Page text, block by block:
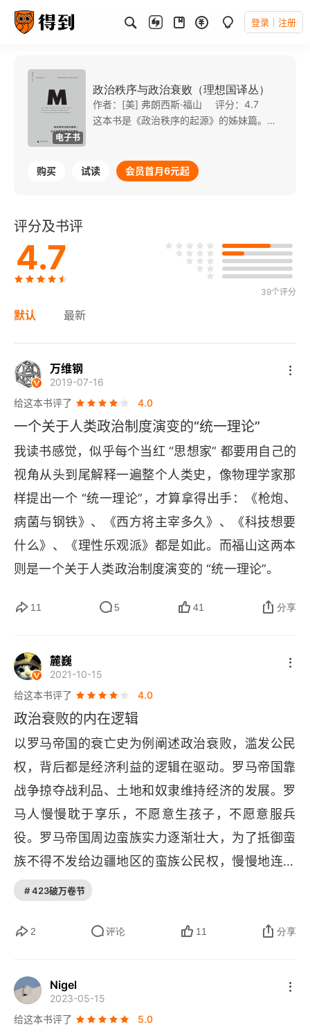
登录 注册
电子书
政治秩序与政治衰败（理想国译丛）
作者：[美] 弗朗西斯·福山
评分：4.7
这本书是《政治秩序的起源》的姊妹篇。福山继续以社会如何发展出强大的、非人格化的、负责的政治制度为核心，考察了从法国大革命到阿拉伯之春，和当代美国政治的深层功能障碍等事例，描绘了国家、法治与民主负责制这三大制度，在世界各地由于发展顺序的不同而有不同结果。
购买 试读 会员首月6元起
评分及书评
4.7
39个评分
默认 最新
万维钢
2019-07-16
给这本书评了
4.0
一个关于人类政治制度演变的“统一理论”
我读书感觉，似乎每个当红 “思想家” 都要用自己的
视角从头到尾解释一遍整个人类史，像物理学家那
样提出一个 “统一理论”，才算拿得出手：《枪炮、
病菌与钢铁》、《西方将主宰多久》、《科技想要
什么》、《理性乐观派》都是如此。而福山这两本
则是一个关于人类政治制度演变的 “统一理论”。
福山的文笔相当好，有些叙事像讲故事一样，说理
阅读停滞感，真实令人倾慕。对比之下，哈佛和麻
省理工教授写的
个档次。如果每个人都先读完福山这两本书再上网
辩论政治，网上会安静很多。另外，福山在谈到法
治起源的时候，也反驳了哈耶克。
11 5 41 分享
麓巍
2021-10-15
给这本书评了
4.0
政治衰败的内在逻辑
以罗马帝国的衰亡史为例阐述政治衰败，滥发公民
权，背后都是经济利益的逻辑在驱动。罗马帝国靠
战争掠夺战利品、土地和奴隶维持经济的发展。罗
马人慢慢耽于享乐，不愿意生孩子，不愿意服兵
役。罗马帝国周边蛮族实力逐渐壮大，为了抵御蛮
族不得不发给边疆地区的蛮族公民权，慢慢地连兵
团指挥权也被公民化的蛮族给染指了。结合这本书
私利，让国家政治逐渐家族化，这个是人性中自私
外部压力下，统治阶级要么崩溃，要么强压着私心
任人唯贤。也就是：入则无法家拂士，出则无敌国
外患者，国恒亡，然后知生于忧患死于安乐也。
# 423破万卷节
2 评论 11 分享
Nigel
2023-05-15
给这本书评了
5.0